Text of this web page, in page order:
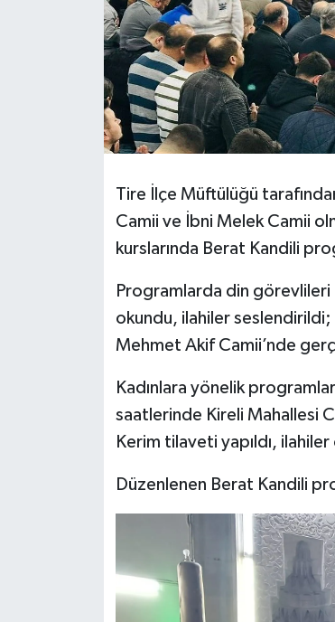
Tire İlçe Müftülüğü
Camii ve İbni Melek Camii
kurslarında Berat Kandili
Programlarda din görevlileri
okundu, ilahiler
Mehmet Akif Camii’nde
Kadınlara yönelik
saatlerinde Kireli Mahallesi
Kerim tilaveti yapıldı,
Düzenlenen Berat Kandili